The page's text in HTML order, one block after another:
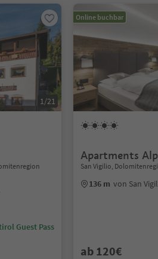
1/21
Guest Pass
Online buchbar
Apartments
San Vigilio,
136 m von San
ab 120€